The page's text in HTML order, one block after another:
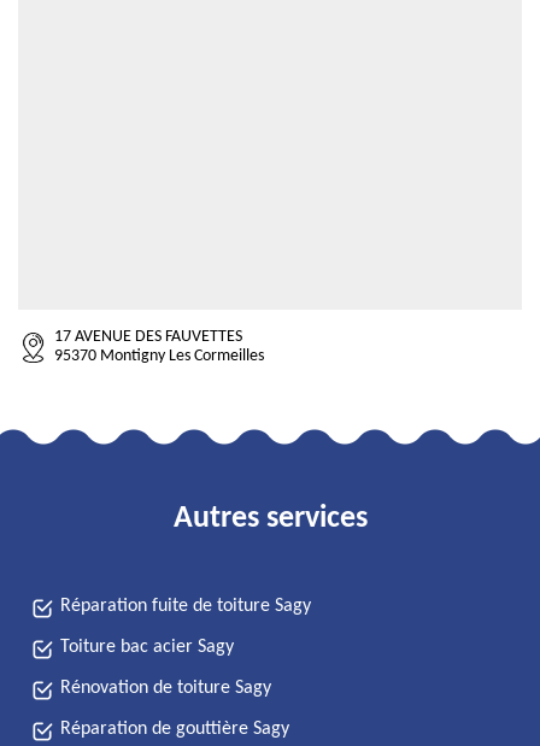
17 AVENUE DES FAUVETTES
95370 Montigny Les Cormeilles
Autres services
Réparation fuite de toiture Sagy
Toiture bac acier Sagy
Rénovation de toiture Sagy
Réparation de gouttière Sagy